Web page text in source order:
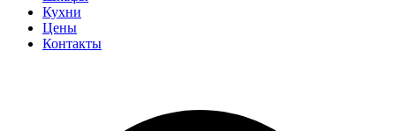
Кухни
Цены
Контакты